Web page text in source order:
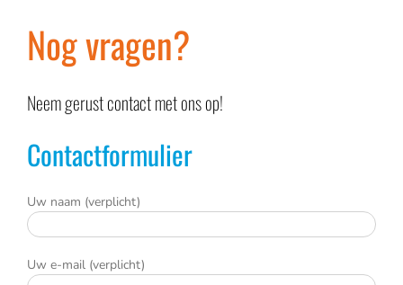
Nog vragen?
Neem gerust contact met ons op!
Contactformulier
Uw naam (verplicht)
Uw e-mail (verplicht)